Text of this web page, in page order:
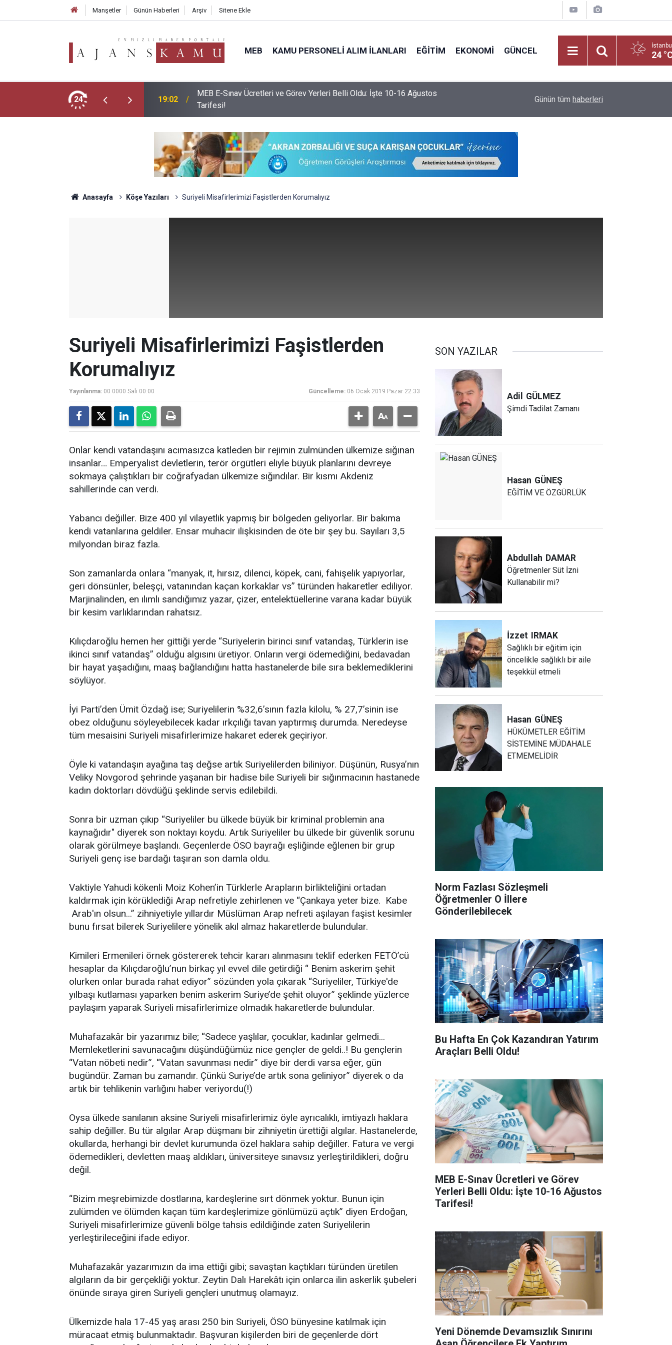
Manşetler Günün Haberleri Arşiv Sitene Ekle
MEB KAMU PERSONELI ALIM İLANLARI EĞITIM EKONOMI GÜNCEL 24
24
Belli Oldu: İşte 10-16 Ağustos
18:10
Yeni Dönemde Devamsızlık Sınırını Aşan Öğrencilere Ek Yaptırım
Uygulanacak!
Yayınlandı
Günün tüm haberleri
Anasayfa Köşe Yazıları Suriyeli Misafirlerimizi Faşistlerden Korumalıyız
Suriyeli Misafirlerimizi Faşistlerden
Korumalıyız
Yayınlanma: 00 0000 Salı 00:00 Güncelleme: 06 Ocak 2019 Pazar 22:33
Onlar kendi vatandaşını acımasızca katleden bir rejimin zulmünden ülkemize sığınan
insanlar… Emperyalist devletlerin, terör örgütleri eliyle büyük planlarını devreye
sokmaya çalıştıkları bir coğrafyadan ülkemize sığındılar. Bir kısmı Akdeniz
sahillerinde can verdi.
Yabancı değiller. Bize 400 yıl vilayetlik yapmış bir bölgeden geliyorlar. Bir bakıma
kendi vatanlarına geldiler. Ensar muhacir ilişkisinden de öte bir şey bu. Sayıları 3,5
milyondan biraz fazla.
Son zamanlarda onlara “manyak, it, hırsız, dilenci, köpek, cani, fahişelik yapıyorlar,
geri dönsünler, beleşçi, vatanından kaçan korkaklar vs” türünden hakaretler ediliyor.
Marjinalinden, en ılımlı sandığımız yazar, çizer, entelektüellerine varana kadar büyük
bir kesim varlıklarından rahatsız.
Kılıçdaroğlu hemen her gittiği yerde “Suriyelerin birinci sınıf vatandaş, Türklerin ise
ikinci sınıf vatandaş” olduğu algısını üretiyor. Onların vergi ödemediğini, bedavadan
bir hayat yaşadığını, maaş bağlandığını hatta hastanelerde bile sıra beklemediklerini
söylüyor.
İyi Parti’den Ümit Özdağ ise; Suriyelilerin %32,6’sının fazla kilolu, % 27,7’sinin ise
obez olduğunu söyleyebilecek kadar ırkçılığı tavan yaptırmış durumda. Neredeyse
tüm mesaisini Suriyeli misafirlerimize hakaret ederek geçiriyor.
Öyle ki vatandaşın ayağına taş değse artık Suriyelilerden biliniyor. Düşünün, Rusya’nın
Veliky Novgorod şehrinde yaşanan bir hadise bile Suriyeli bir sığınmacının hastanede
kadın doktorları dövdüğü şeklinde servis edilebildi.
Sonra bir uzman çıkıp “Suriyeliler bu ülkede büyük bir kriminal problemin ana
kaynağıdır" diyerek son noktayı koydu. Artık Suriyeliler bu ülkede bir güvenlik sorunu
olarak görülmeye başlandı. Geçenlerde ÖSO bayrağı eşliğinde eğlenen bir grup
Suriyeli genç ise bardağı taşıran son damla oldu.
Vaktiyle Yahudi kökenli Moiz Kohen’in Türklerle Arapların birlikteliğini ortadan
kaldırmak için körüklediği Arap nefretiyle zehirlenen ve “Çankaya yeter bize. Kabe
Arab'ın olsun...” zihniyetiyle yıllardır Müslüman Arap nefreti aşılayan faşist kesimler
bunu fırsat bilerek Suriyelilere yönelik akıl almaz hakaretlerde bulundular.
Kimileri Ermenileri örnek göstererek tehcir kararı alınmasını teklif ederken FETÖ’cü
hesaplar da Kılıçdaroğlu’nun birkaç yıl evvel dile getirdiği “ Benim askerim şehit
olurken onlar burada rahat ediyor” sözünden yola çıkarak “Suriyeliler, Türkiye'de
yılbaşı kutlaması yaparken benim askerim Suriye’de şehit oluyor” şeklinde yüzlerce
paylaşım yaparak Suriyeli misafirlerimize olmadık hakaretlerde bulundular.
Muhafazakâr bir yazarımız bile; “Sadece yaşlılar, çocuklar, kadınlar gelmedi...
Memleketlerini savunacağını düşündüğümüz nice gençler de geldi..! Bu gençlerin
“Vatan nöbeti nedir”, “Vatan savunması nedir” diye bir derdi varsa eğer, gün
bugündür. Zaman bu zamandır. Çünkü Suriye’de artık sona geliniyor” diyerek o da
artık bir tehlikenin varlığını haber veriyordu(!)
Oysa ülkede sanılanın aksine Suriyeli misafirlerimiz öyle ayrıcalıklı, imtiyazlı haklara
sahip değiller. Bu tür algılar Arap düşmanı bir zihniyetin ürettiği algılar. Hastanelerde,
okullarda, herhangi bir devlet kurumunda özel haklara sahip değiller. Fatura ve vergi
ödemedikleri, devletten maaş aldıkları, üniversiteye sınavsız yerleştirildikleri, doğru
değil.
“Bizim meşrebimizde dostlarına, kardeşlerine sırt dönmek yoktur. Bunun için
zulümden ve ölümden kaçan tüm kardeşlerimize gönlümüzü açtık” diyen Erdoğan,
Suriyeli misafirlerimize güvenli bölge tahsis edildiğinde zaten Suriyelilerin
yerleştirileceğini ifade ediyor.
Muhafazakâr yazarımızın da ima ettiği gibi; savaştan kaçtıkları türünden üretilen
algıların da bir gerçekliği yoktur. Zeytin Dalı Harekâtı için onlarca ilin askerlik şubeleri
önünde sıraya giren Suriyeli gençleri unutmuş olamayız.
Ülkemizde hala 17-45 yaş arası 250 bin Suriyeli, ÖSO bünyesine katılmak için
müracaat etmiş bulunmaktadır. Başvuran kişilerden biri de geçenlerde dört
SON YAZILAR
Adil GÜLMEZ
Şimdi Tadilat Zamanı
Hasan GÜNEŞ
EĞİTİM VE ÖZGÜRLÜK
Abdullah DAMAR
Öğretmenler Süt İzni
Kullanabilir mi?
İzzet IRMAK
Sağlıklı bir eğitim için
öncelikle sağlıklı bir aile
teşekkül etmeli
Hasan GÜNEŞ
HÜKÜMETLER EĞİTİM
SİSTEMİNE MÜDAHALE
ETMEMELİDİR
Norm Fazlası Sözleşmeli
Öğretmenler O İllere
Gönderilebilecek
Bu Hafta En Çok Kazandıran Yatırım
Araçları Belli Oldu!
MEB E-Sınav Ücretleri ve Görev
Yerleri Belli Oldu: İşte 10-16 Ağustos
Tarifesi!
Yeni Dönemde Devamsızlık Sınırını